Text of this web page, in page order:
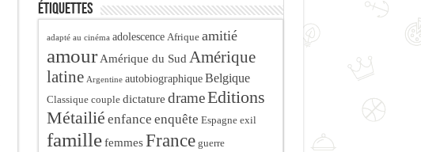
Étiquettes
adapté au cinéma adolescence Afrique amitié
amour Amérique du Sud Amérique
latine Argentine autobiographique Belgique
Classique couple dictature drameEditions
Métailié enfance enquête Espagne exil
famille femmes France guerre